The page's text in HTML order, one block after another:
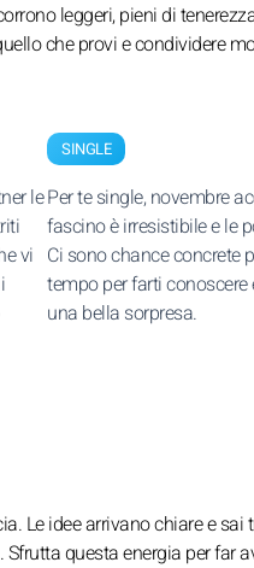
leggeri, pieni di
che provi e condividere
le
vi
SINGLE
Per te single, novembre
fascino è irresistibile e le
Ci sono chance concrete
tempo per farti
una bella sorpresa.
Le idee arrivano chiare e
questa energia per far